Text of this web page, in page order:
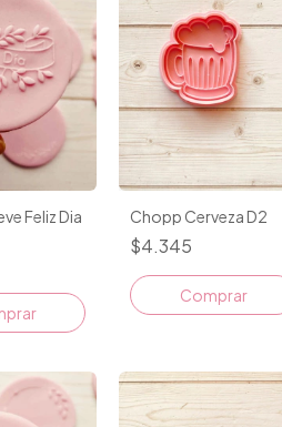
Feliz Dia
Chopp Cerveza D2
$4.345
Comprar